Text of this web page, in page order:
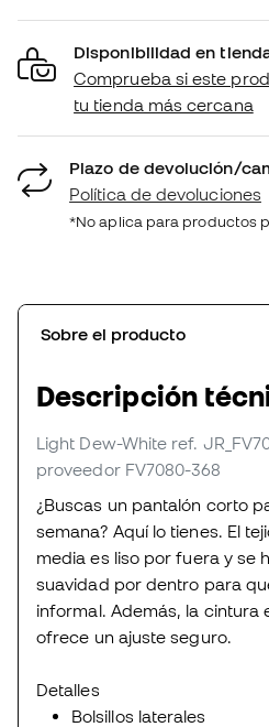
Disponibilidad en
Comprueba si este
tu tienda más cercana
Plazo de devolución/
Política de devoluciones
*No aplica para productos
Sobre el producto
Descripción
Light Dew-White ref.
proveedor FV7080-368
¿Buscas un pantalón corto
semana? Aquí lo tienes. El
media es liso por fuera y se
suavidad por dentro para
informal. Además, la cintura
ofrece un ajuste seguro.
Detalles
Bolsillos laterales